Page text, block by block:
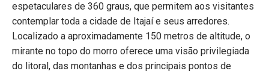
espetaculares de 360 graus, que permitem aos visitantes
contemplar toda a cidade de Itajaí e seus arredores.
Localizado a aproximadamente 150 metros de altitude, o
mirante no topo do morro oferece uma visão privilegiada
do litoral, das montanhas e dos principais pontos de